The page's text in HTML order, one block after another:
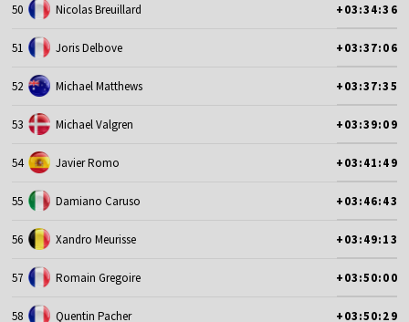
50 Nicolas Breuillard +03:34:36
51 Joris Delbove +03:37:06
52 Michael Matthews +03:37:35
53 Michael Valgren +03:39:09
54 Javier Romo +03:41:49
55 Damiano Caruso +03:46:43
56 Xandro Meurisse +03:49:13
57 Romain Gregoire +03:50:00
58 Quentin Pacher +03:50:29